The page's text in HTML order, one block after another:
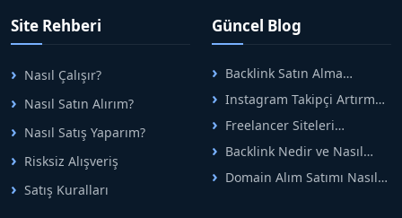
arasındaki süreci risksiz
alışveriş sistemi ile koruyan
ticaretin güvenli
adreslerinden birisidir.
Site Rehberi
Nasıl Çalışır?
Nasıl Satın Alırım?
Nasıl Satış Yaparım?
Risksiz Alışveriş
Satış Kuralları
Güncel Blog
Backlink Satın Alma
Rehberi: Güvenli SEO İçin
Doğru Adımlar
Instagram Takipçi Artırma
Yöntemleri: Organik Büyüme
Rehberi
Freelancer Siteleri
Arasında Doğru Seçim Nasıl
Yapılır
Backlink Nedir ve Nasıl
Alınır? Etkili Yöntemler
Domain Alım Satımı Nasıl